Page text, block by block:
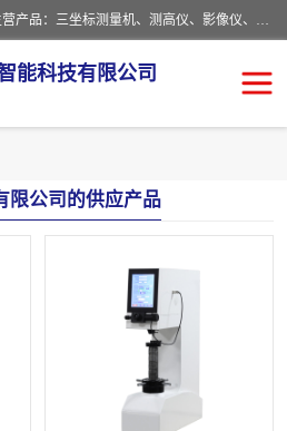
上海槿程胜宇智能科技有限公司主营产品：三坐标测量机、测高仪、影像仪、粗糙度仪、轮廓仪、实验室、测针、卡尺、千分尺、硬度计、三坐标夹具、量规、螺纹规、大理石平台、杠杆表。
能科技有限公司
限公司的供应产品
轮廓仪
布氏硬度计
维氏硬度计